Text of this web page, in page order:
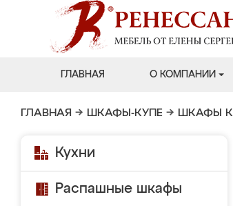
ГЛАВНАЯ О КОМПАНИИ
ГЛАВНАЯ → ШКАФЫ-КУПЕ → ШКАФЫ
Кухни
Распашные шкафы